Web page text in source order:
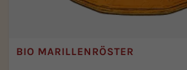
BIO MARILLENRÖSTER